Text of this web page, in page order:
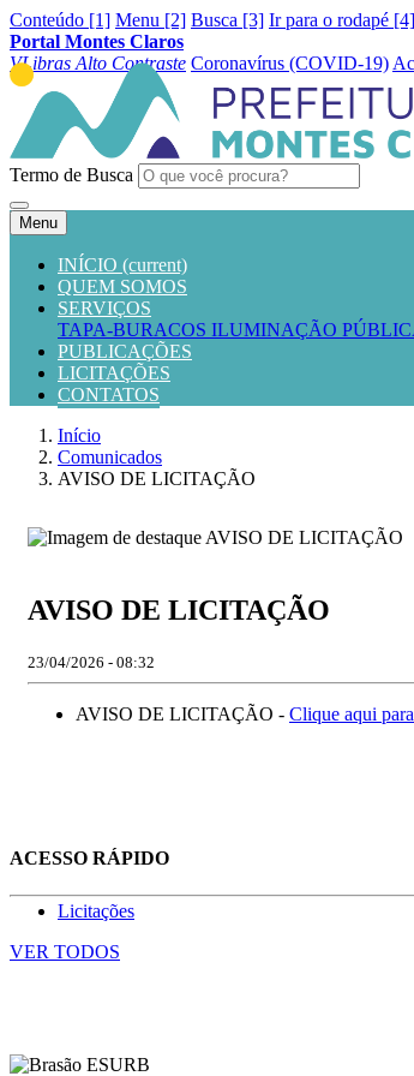
Conteúdo [1] Menu [2] Busca [3] Ir para o rodapé [4]
Portal Montes Claros
VLibras Alto Contraste Coronavírus (COVID-19)
Termo de Busca
Menu
INÍCIO (current)
QUEM SOMOS
SERVIÇOS
TAPA-BURACOS ILUMINAÇÃO
PUBLICAÇÕES
LICITAÇÕES
CONTATOS
Início
Comunicados
AVISO DE LICITAÇÃO
AVISO DE LICITAÇÃO
23/04/2026 - 08:32
AVISO DE LICITAÇÃO - Clique aqui
ACESSO RÁPIDO
Licitações
VER TODOS